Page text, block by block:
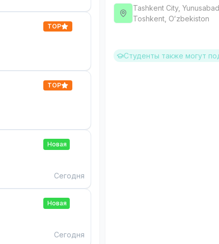
TOP
TOP
Новая
Сегодня
Новая
Сегодня
Tashkent City,
Тоshkent, Oʻzbekiston
Студенты также могут